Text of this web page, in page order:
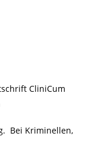
CliniCum
Bei Kriminellen,